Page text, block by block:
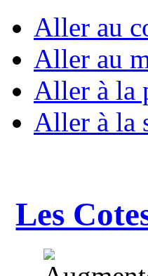
Aller au
Aller au
Aller à la
Aller à la
Les